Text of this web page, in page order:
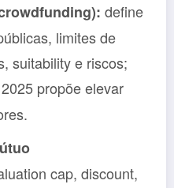
define
limites de
suitability e riscos;
propõe elevar
cap, discount,